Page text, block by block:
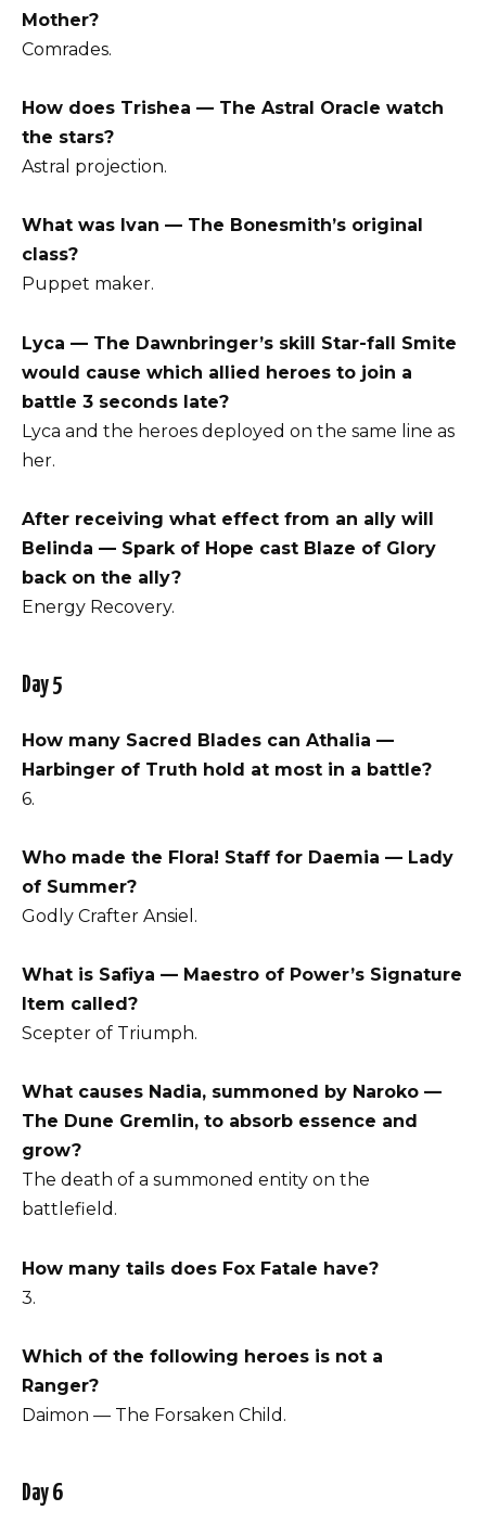
Mother?
Comrades.
How does Trishea — The Astral Oracle watch
the stars?
Astral projection.
What was Ivan — The Bonesmith’s original
class?
Puppet maker.
Lyca — The Dawnbringer’s skill Star-fall Smite
would cause which allied heroes to join a
battle 3 seconds late?
Lyca and the heroes deployed on the same line as
her.
After receiving what effect from an ally will
Belinda — Spark of Hope cast Blaze of Glory
back on the ally?
Energy Recovery.
Day 5
How many Sacred Blades can Athalia —
Harbinger of Truth hold at most in a battle?
6.
Who made the Flora! Staff for Daemia — Lady
of Summer?
Godly Crafter Ansiel.
What is Safiya — Maestro of Power’s Signature
Item called?
Scepter of Triumph.
What causes Nadia, summoned by Naroko —
The Dune Gremlin, to absorb essence and
grow?
The death of a summoned entity on the
battlefield.
How many tails does Fox Fatale have?
3.
Which of the following heroes is not a
Ranger?
Daimon — The Forsaken Child.
Day 6